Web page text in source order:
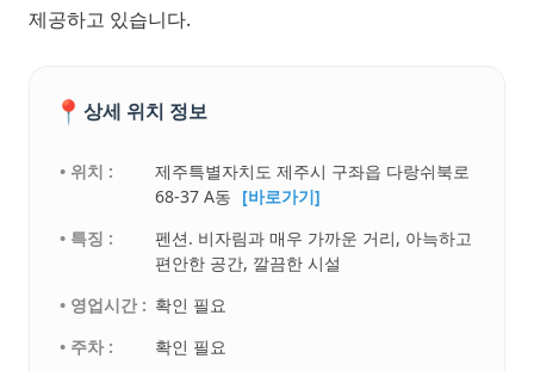
제공하고 있습니다.
📍 상세 위치 정보
• 위치 :
제주특별자치도 제주시 구좌읍 다랑쉬북로
68-37 A동 [바로가기]
• 특징 :
펜션. 비자림과 매우 가까운 거리, 아늑하고
편안한 공간, 깔끔한 시설
• 영업시간 : 확인 필요
• 주차 :
확인 필요